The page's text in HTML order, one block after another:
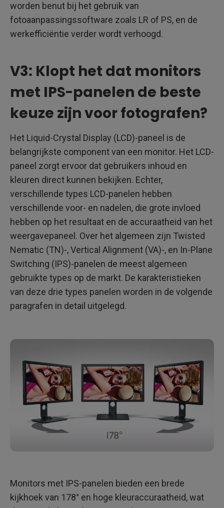
worden benut bij het gebruik van
fotoaanpassingssoftware zoals LR of PS, en de
werkefficiëntie verder wordt verhoogd.
V3: Klopt het dat monitors
met IPS-panelen de beste
keuze zijn voor fotografen?
Het Liquid-Crystal Display (LCD)-paneel is de
belangrijkste component van een monitor. Het LCD-
paneel zorgt ervoor dat gebruikers inhoud en
kleuren direct kunnen bekijken. Echter,
verschillende types LCD-panelen hebben
verschillende voor- en nadelen, die grote invloed
hebben op het resultaat en de accuraatheid van het
weergavepaneel. Over het algemeen zijn Twisted
Nematic (TN)-, Vertical Alignment (VA)-, en In-Plane
Switching (IPS)-panelen de meest algemeen
gebruikte types op de markt. De karakteristieken
van deze drie types panelen worden in de volgende
paragrafen in detail uitgelegd.
Monitors met IPS-panelen bieden een brede
kijkhoek van 178° en hoge kleuraccuraatheid, wat